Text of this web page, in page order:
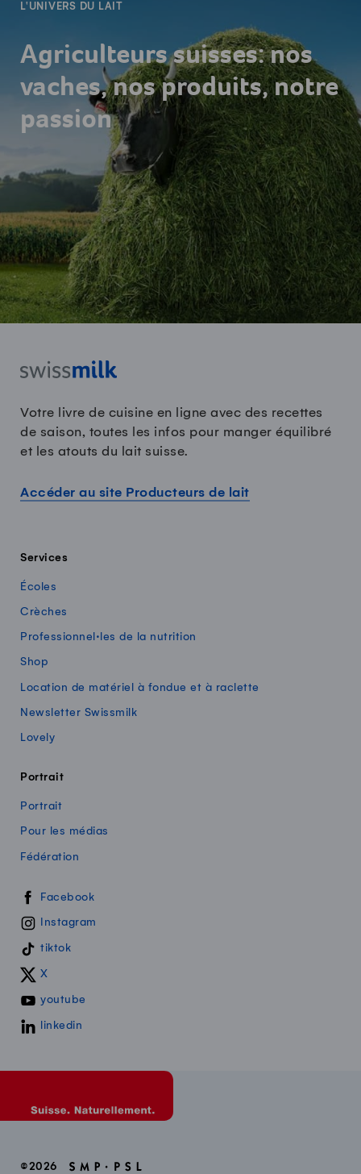
L'UNIVERS DU LAIT
Agriculteurs suisses: nos
vaches, nos produits, notre
passion
Votre livre de cuisine en ligne avec des recettes
de saison, toutes les infos pour manger équilibré
et les atouts du lait suisse.
Accéder au site Producteurs de lait
Services
Écoles
Crèches
Professionnel·les de la nutrition
Shop
Location de matériel à fondue et à raclette
Newsletter Swissmilk
Lovely
Portrait
Portrait
Pour les médias
Fédération
Swissmilk sur les réseaux sociaux
Facebook
Instagram
tiktok
X
youtube
linkedin
©2026